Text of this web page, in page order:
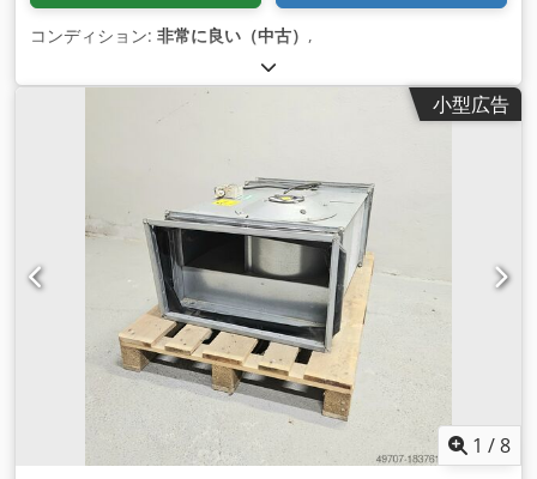
コンディション: 非常に良い（中古） ,
小型広告
1 /8